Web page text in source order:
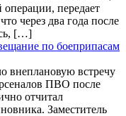
передает
через два года после
[…]
по боеприпасам
встречу
ПВО после
отчитал
Заместитель